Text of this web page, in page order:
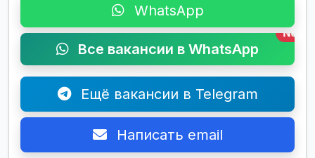
WhatsApp
Все вакансии в WhatsApp
New
Ещё вакансии в Telegram
Написать email